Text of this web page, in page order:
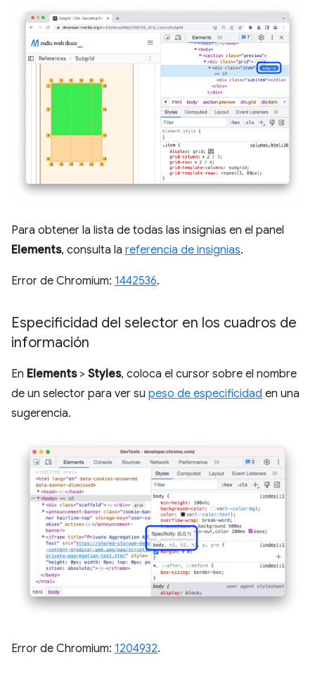
Para obtener la lista de todas las insignias en el panel
Elements, consulta la referencia de insignias.
Error de Chromium: 1442536.
Especificidad del selector en los cuadros de
información
En Elements> Styles, coloca el cursor sobre el nombre
de un selector para ver su peso de especificidad en una
sugerencia.
Error de Chromium: 1204932.